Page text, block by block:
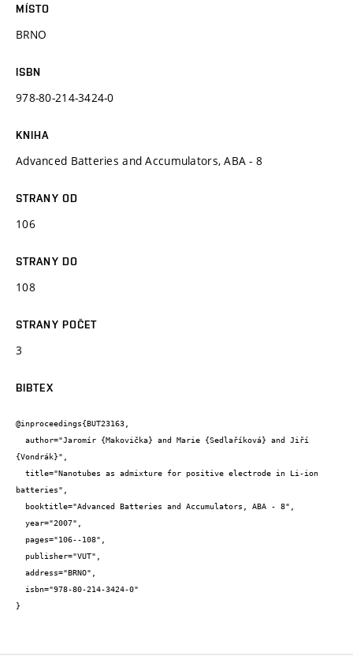
MÍSTO
BRNO
ISBN
978-80-214-3424-0
KNIHA
Advanced Batteries and Accumulators, ABA - 8
STRANY OD
106
STRANY DO
108
STRANY POČET
3
BIBTEX
@inproceedings{BUT23163,
{Vondrák}",
batteries",
}